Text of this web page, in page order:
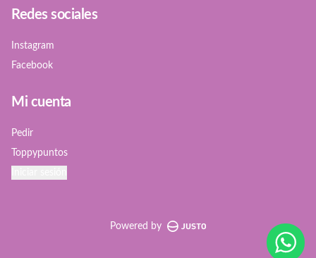
Redes sociales
Instagram
Facebook
Mi cuenta
Pedir
Toppypuntos
Powered by